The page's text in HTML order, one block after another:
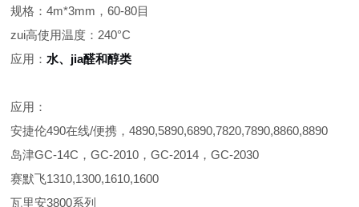
规格：4m*3mm，60-80目
zui高使用温度：240°C
应用：水、jia醛和醇类
应用：
安捷伦490在线/便携，4890,5890,6890,7820,7890,8860,8890
岛津GC-14C，GC-2010，GC-2014，GC-2030
赛默飞1310,1300,1610,1600
瓦里安3800系列